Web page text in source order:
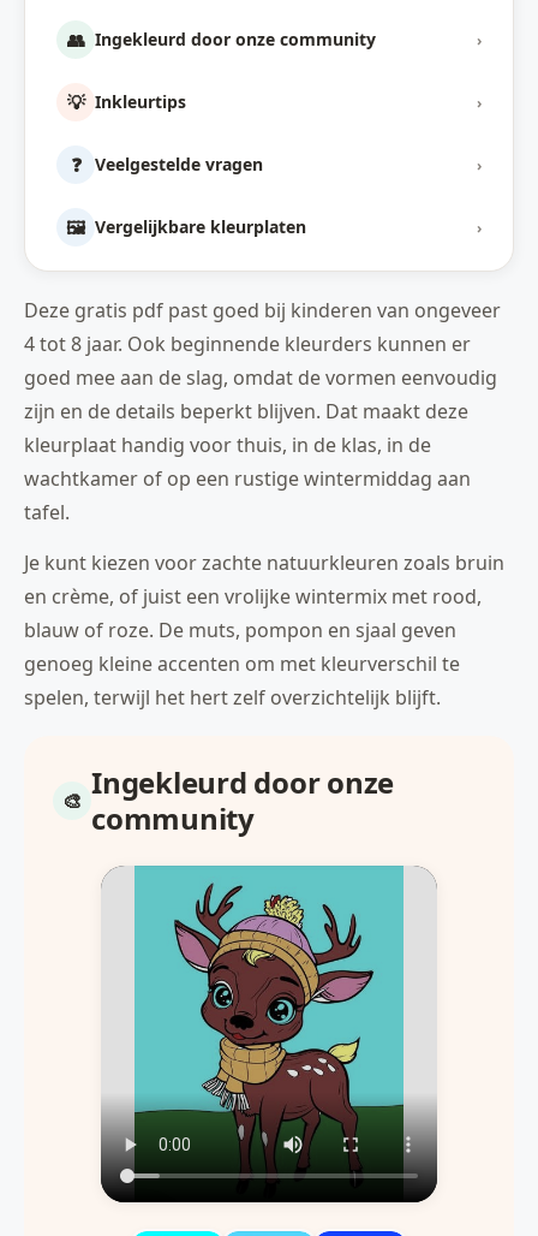
👥 Ingekleurd door onze community ›
💡 Inkleurtips ›
❓ Veelgestelde vragen ›
🖼️ Vergelijkbare kleurplaten ›
Deze gratis pdf past goed bij kinderen van ongeveer
4 tot 8 jaar. Ook beginnende kleurders kunnen er
goed mee aan de slag, omdat de vormen eenvoudig
zijn en de details beperkt blijven. Dat maakt deze
kleurplaat handig voor thuis, in de klas, in de
wachtkamer of op een rustige wintermiddag aan
tafel.
Je kunt kiezen voor zachte natuurkleuren zoals bruin
en crème, of juist een vrolijke wintermix met rood,
blauw of roze. De muts, pompon en sjaal geven
genoeg kleine accenten om met kleurverschil te
spelen, terwijl het hert zelf overzichtelijk blijft.
Ingekleurd door onze
community